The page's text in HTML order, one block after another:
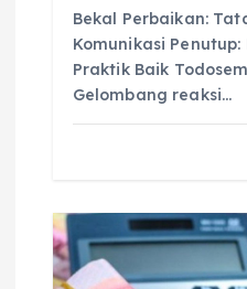
Bekal Perbaikan:
Komunikasi
Praktik Baik
Gelombang reaksi…